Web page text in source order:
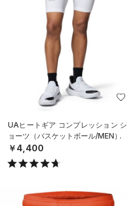
UAヒートギア コンプレッション シ
ョーツ（バスケットボール/MEN）
￥4,400